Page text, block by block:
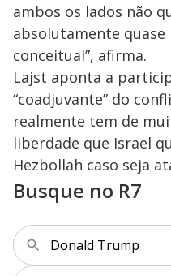
ambos os lados não
absolutamente quase
conceitual”, afirma.
Lajst aponta a
“coadjuvante” do
realmente tem de
liberdade que Israel
Hezbollah caso seja
Busque no R7
Donald Trump